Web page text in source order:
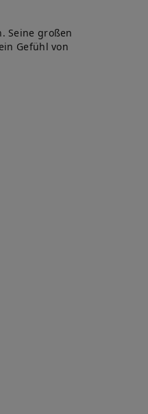
Seine großen
Gefühl von